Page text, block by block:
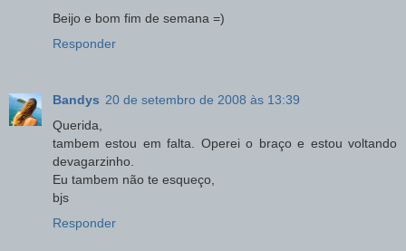
Beijo e bom fim de semana =)
Responder
Bandys 20 de setembro de 2008 às 13:39
Querida,
tambem estou em falta. Operei o braço e estou voltando
devagarzinho.
Eu tambem não te esqueço,
bjs
Responder